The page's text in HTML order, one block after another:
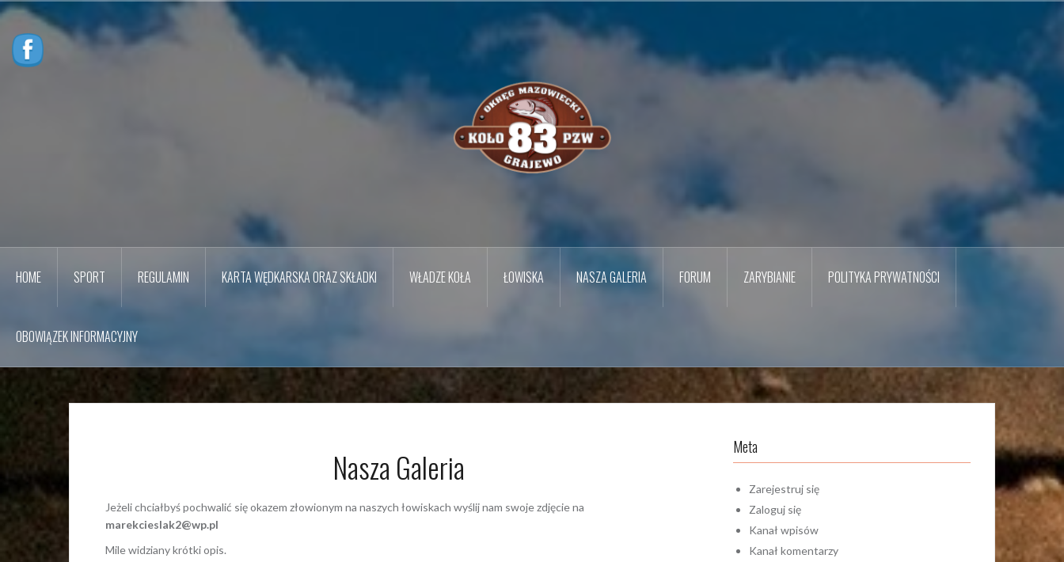
Przejdź
treści
HOME SPORT REGULAMIN KARTA WĘDKARSKA ORAZ SKŁADKI WŁADZE KOŁA ŁOWISKA NASZA GALERIA FORUM ZARYBIANIE POLITYKA PRYWATNOŚCI
OBOWIĄZEK INFORMACYJNY
Nasza Galeria
Jeżeli chciałbyś pochwalić się okazem złowionym na naszych łowiskach wyślij nam swoje zdjęcie na
marekcieslak2@wp.pl
Mile widziany krótki opis.
Meta
Zarejestruj się
Zaloguj się
Kanał wpisów
Kanał komentarzy